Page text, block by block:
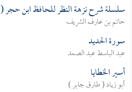
سلسلة شرح نزهة النظر للحافظ ابن حجر (28)
حاتم بن عارف الشريف
سورة الحديد
عبد الباسط عبد الصمد
أسير الخطايا
أبو زياد ( طارق جابر )